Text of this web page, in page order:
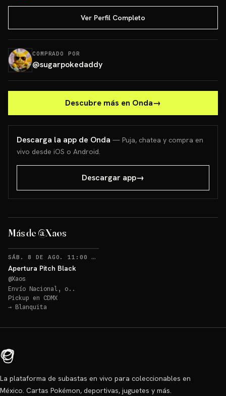
Ver Perfil Completo
COMPRADO POR
@sugarpokedaddy
Descubre más en Onda→
Descarga la app de Onda — Puja, chatea y compra en
vivo desde iOS o Android.
Descargar app→
Más de @Xaos
SÁB. 8 DE AGO. 11:00 PM
Apertura Pitch Black
@Xaos
Envío Nacional, o..
Pickup en CDMX
→ Blanquita
La plataforma de subastas en vivo para coleccionables en
México. Cartas Pokémon, deportivas, juguetes y más.